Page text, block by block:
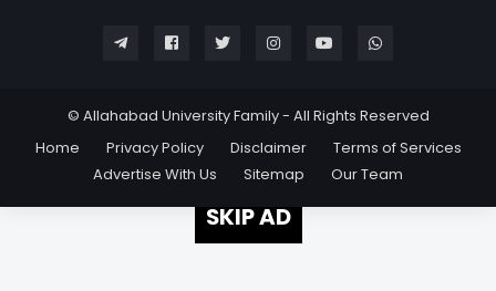
© Allahabad University Family - All Rights Reserved
Home
Privacy Policy Disclaimer
Terms of Services
Advertise With Us
Sitemap Our Team
SKIP AD